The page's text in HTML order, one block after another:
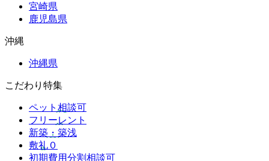
宮崎県
鹿児島県
沖縄
沖縄県
こだわり特集
ペット相談可
フリーレント
新築・築浅
敷礼０
初期費用分割相談可